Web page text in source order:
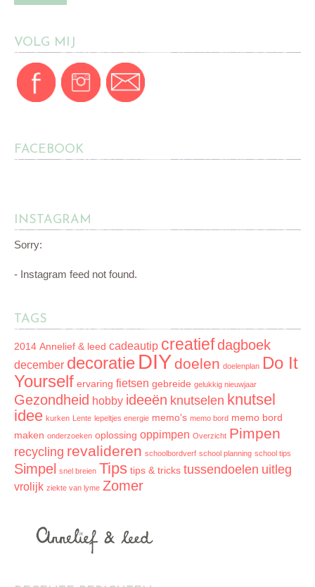
VOLG MIJ
FACEBOOK
INSTAGRAM
Sorry:
- Instagram feed not found.
TAGS
2014 Annelief & leed cadeautip creatiefdagboek
december decoratie DIY doelen doelenplan Do It
Yourself ervaring fietsen gebreide gelukkig nieuwjaar
Gezondheid hobby ideeën knutselen knutsel
idee kurken Lente lepeltjes energie memo's memo bord memo bord
maken onderzoeken oplossing oppimpen Overzicht Pimpen
recycling revalideren schoolbordverf school planning school tips
Simpel snel breien Tips tips & tricks tussendoelen uitleg
vrolijk ziekte van lyme Zomer